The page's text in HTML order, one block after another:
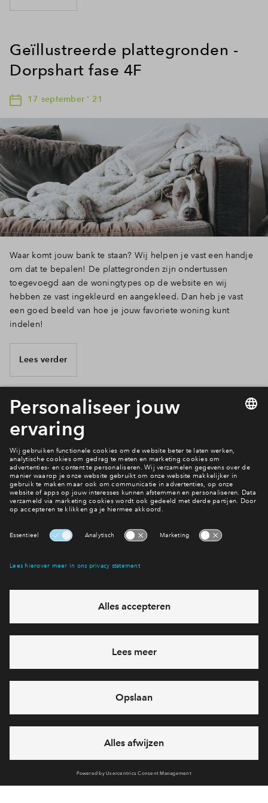
Geïllustreerde plattegronden -
Dorpshart fase 4F
17 september ' 21
Waar komt jouw bank te staan? Wij helpen je vast een handje
om dat te bepalen! De plattegronden zijn ondertussen
toegevoegd aan de woningtypes op de website en wij
hebben ze vast ingekleurd en aangekleed. Dan heb je vast
een goed beeld van hoe je jouw favoriete woning kunt
indelen!
Lees verder
24 van 25
Bekijk het woningaanbod
Interesse? Meld je dan snel aan
Hiermee blijf je op de hoogte van het belangrijkste nieuws en
Ja, ik wil mij aanmelden
Heb je een vraag en wil je direct antwoord? Bel ons op
712 28 68
feestdagen)
vandaag van 09:00 - 18:00 uur
via chat en telefoon